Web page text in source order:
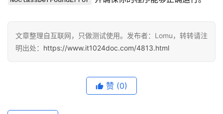
文章整理自互联网，只做测试使用。发布者：Lomu，转转请注
明出处： https://www.it1024doc.com/4813.html
赞 (0)